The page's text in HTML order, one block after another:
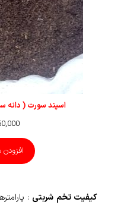
اسپند سورت ( دانه سیاه )
کیفیت تخم شربتی :